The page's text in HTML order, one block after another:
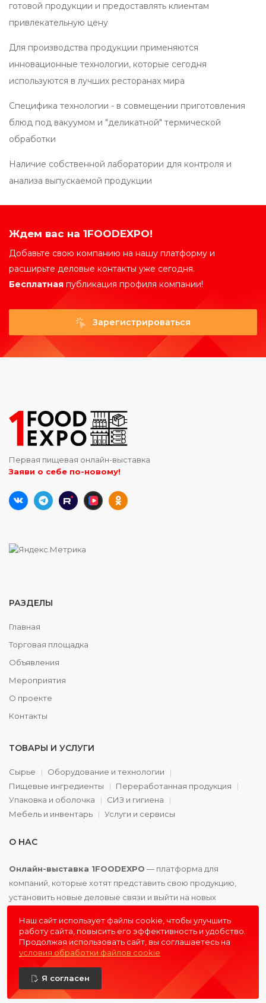
готовой продукции и предоставлять клиентам
привлекательную цену
Для производства продукции применяются
инновационные технологии, которые сегодня
используются в лучших ресторанах мира
Специфика технологии - в совмещении приготовления
блюд под вакуумом и "деликатной" термической
обработки
Наличие собственной лаборатории для контроля и
анализа выпускаемой продукции
Ждем вас на 1FOODEXPO!
Добавьте свою компанию на нашу платформу и
расширьте деловые контакты уже сегодня.
Бесплатная публикация профиля компании!
Зарегистрироваться
Первая пищевая онлайн-выставка
Заяви о себе по-новому!
РАЗДЕЛЫ
Главная
Торговая площадка
Объявления
Мероприятия
О проекте
Контакты
ТОВАРЫ И УСЛУГИ
Сырье
Оборудование и технологии
Пищевые ингредиенты
Переработанная продукция
Упаковка и оболочка
СИЗ и гигиена
Мебель и инвентарь
Услуги и сервисы
О НАС
Онлайн-выставка 1FOODEXPO — платформа для
компаний, которые хотят представить свою продукцию,
установить новые деловые связи и выйти на новых
© 2016 - 20261FOODEXPO
- первая пищевая онлайн-
Наш сайт использует файлы cookie, чтобы улучшить
работу сайта, повысить его эффективность и удобство.
Продолжая использовать сайт, вы соглашаетесь на
условия обработки файлов cookie
Я согласен